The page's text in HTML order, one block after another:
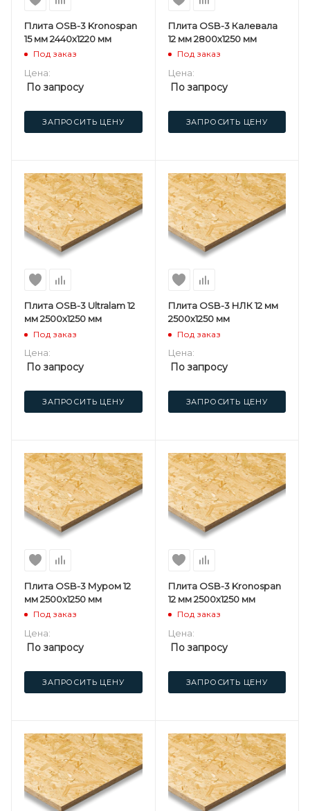
Плита OSB-3 Kronospan
15 мм 2440х1220 мм
Под заказ
Цена:
По запросу
ЗАПРОСИТЬ ЦЕНУ
Плита OSB-3 Калевала
12 мм 2800х1250 мм
Под заказ
Цена:
По запросу
ЗАПРОСИТЬ ЦЕНУ
Плита OSB-3 Ultralam 12
мм 2500х1250 мм
Под заказ
Цена:
По запросу
ЗАПРОСИТЬ ЦЕНУ
Плита OSB-3 НЛК 12 мм
2500х1250 мм
Под заказ
Цена:
По запросу
ЗАПРОСИТЬ ЦЕНУ
Плита OSB-3 Муром 12
мм 2500х1250 мм
Под заказ
Цена:
По запросу
ЗАПРОСИТЬ ЦЕНУ
Плита OSB-3 Kronospan
12 мм 2500х1250 мм
Под заказ
Цена:
По запросу
ЗАПРОСИТЬ ЦЕНУ